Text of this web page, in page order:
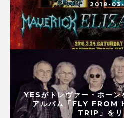
2018-
YESがトレヴァー・ホーン
アルバム「FLY FROM
TRIP」をリ